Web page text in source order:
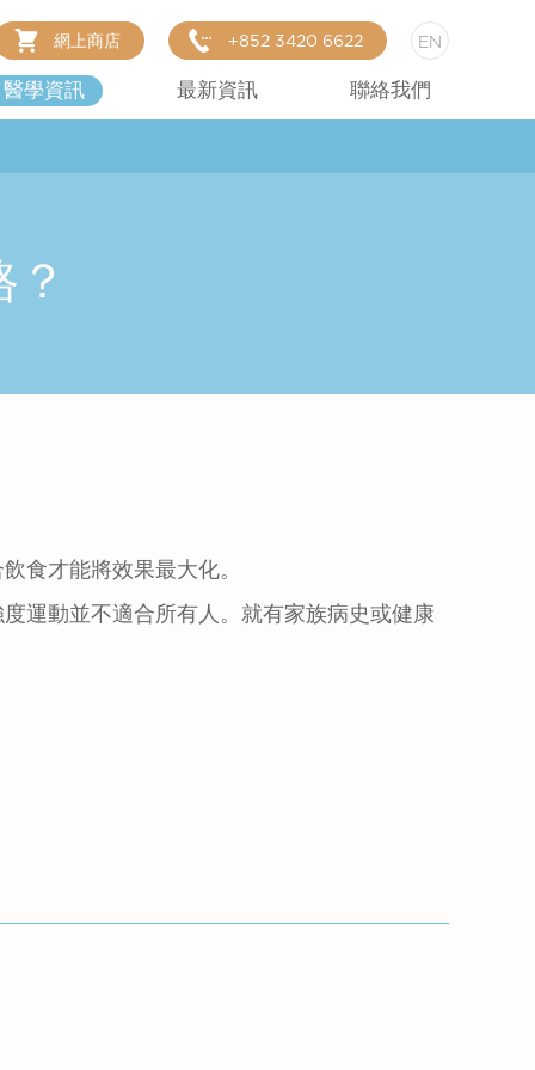
EN
+852 3420 6622
網上商店
醫學資訊 最新資訊 聯絡我們
食才能將效果最大化。
運動並不適合所有人。就有家族病史或健康